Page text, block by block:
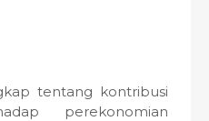
tentang kontribusi
perekonomian